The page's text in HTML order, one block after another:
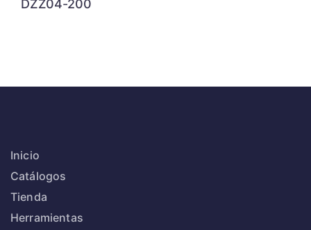
DZZ04-200
Inicio
Catálogos
Tienda
Herramientas